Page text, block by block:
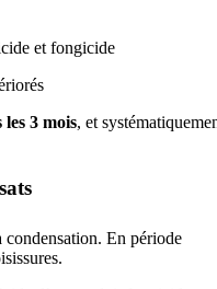
et fongicide
les 3 mois, et
condensation. En période